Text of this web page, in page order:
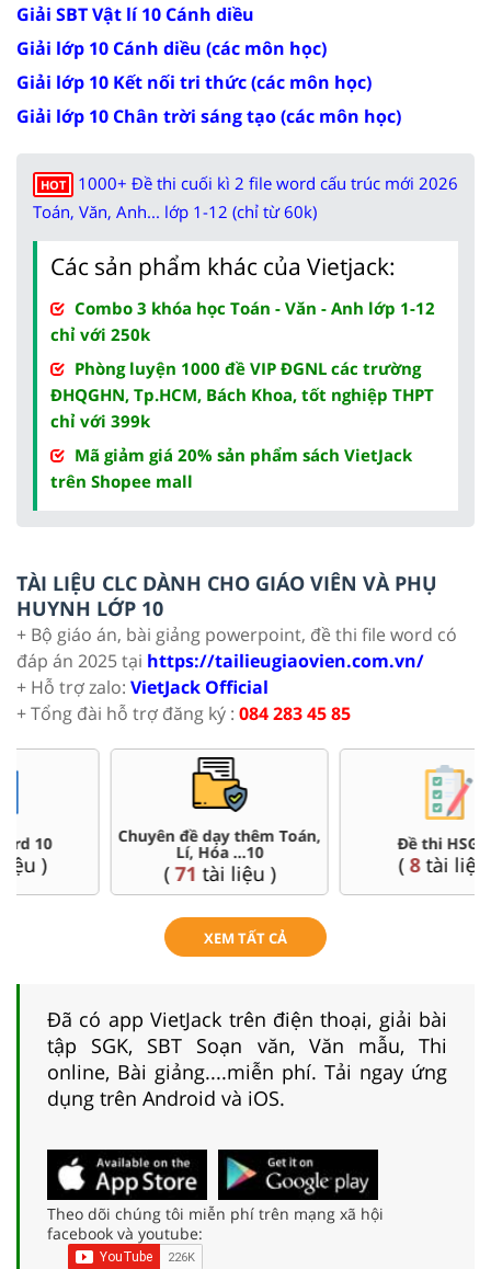
Giải SBT Vật lí 10 Cánh diều
Giải lớp 10 Cánh diều (các môn học)
Giải lớp 10 Kết nối tri thức (các môn học)
Giải lớp 10 Chân trời sáng tạo (các môn học)
HOT
1000+ Đề thi cuối kì 2 file word cấu trúc mới 2026
Toán, Văn, Anh... lớp 1-12 (chỉ từ 60k)
Các sản phẩm khác của Vietjack:
Combo 3 khóa học Toán - Văn - Anh lớp 1-12
chỉ với 250k
Phòng luyện 1000 đề VIP ĐGNL các trường
ĐHQGHN, Tp.HCM, Bách Khoa, tốt nghiệp THPT
chỉ với 399k
Mã giảm giá 20% sản phẩm sách VietJack
trên Shopee mall
TÀI LIỆU CLC DÀNH CHO GIÁO VIÊN VÀ PHỤ
HUYNH LỚP 10
+ Bộ giáo án, bài giảng powerpoint, đề thi file word có
đáp án 2025 tại https://tailieugiaovien.com.vn/
+ Hỗ trợ zalo: VietJack Official
+ Tổng đài hỗ trợ đăng ký : 084 283 45 85
Đề thi HSG 10
tài liệu )
Trắc nghiệm đúng sai 10
tài liệu )
XEM TẤT CẢ
Đã có app VietJack trên điện thoại, giải bài
tập SGK, SBT Soạn văn, Văn mẫu, Thi
online, Bài giảng....miễn phí. Tải ngay ứng
dụng trên Android và iOS.
Theo dõi chúng tôi miễn phí trên mạng xã hội
facebook và youtube: